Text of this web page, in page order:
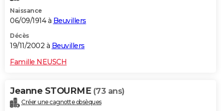
Naissance
06/09/1914 à Beuvillers
Décès
19/11/2002 à Beuvillers
Famille NEUSCH
Jeanne STOURME (73 ans)
Créer une cagnotte obsèques